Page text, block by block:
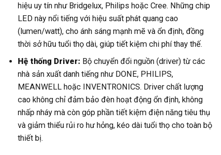
hiệu uy tín như Bridgelux, Philips hoặc Cree. Những chip
LED này nổi tiếng với hiệu suất phát quang cao
(lumen/watt), cho ánh sáng mạnh mẽ và ổn định, đồng
thời sở hữu tuổi thọ dài, giúp tiết kiệm chi phí thay thế.
Hệ thống Driver: Bộ chuyển đổi nguồn (driver) từ các
nhà sản xuất danh tiếng như DONE, PHILIPS,
MEANWELL hoặc INVENTRONICS. Driver chất lượng
cao không chỉ đảm bảo đèn hoạt động ổn định, không
nhấp nháy mà còn góp phần tiết kiệm điện năng tiêu thụ
và giảm thiểu rủi ro hư hỏng, kéo dài tuổi thọ cho toàn bộ
thiết bị.